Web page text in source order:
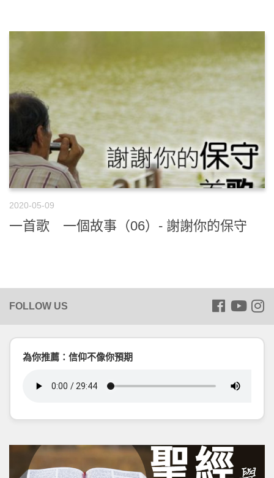
2020-05-09
一首歌 一個故事（06）- 謝謝你的保守
為你推薦：信仰不像你預期